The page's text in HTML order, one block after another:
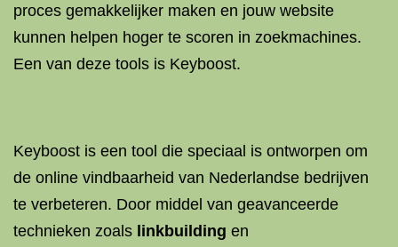
proces gemakkelijker maken en jouw website
kunnen helpen hoger te scoren in zoekmachines.
Een van deze tools is Keyboost.
Keyboost is een tool die speciaal is ontworpen om
de online vindbaarheid van Nederlandse bedrijven
te verbeteren. Door middel van geavanceerde
technieken zoals linkbuilding en